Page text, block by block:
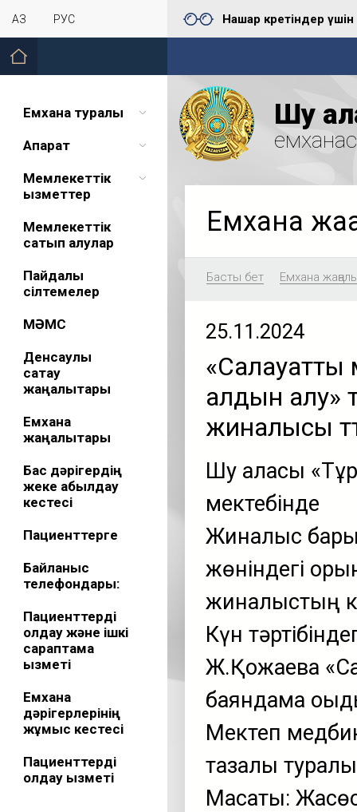
ҚАЗ РУС Нашар көретіндер үшін
Емхана туралы
Ақпарат
Мемлекеттік
қызметтер
Мемлекеттік
сатып алулар
Пайдалы
сілтемелер
МӘМС
Денсаулық
сақтау
жаңалықтары
Емхана
жаңалықтары
Бас дәрігердің
жеке қабылдау
кестесі
Пациенттерге
Байланыс
телефондары:
Пациенттерді
қолдау және ішкі
сараптама
қызметі
Емхана
дәрігерлерінің
жұмыс кестесі
Пациенттерді
қолдау қызметі
Шу
Емхана
Басты бет Емхана
25.11.2024
«Салауатты
алдын алу»
жиналысы
Шу қаласы
мектебінде
Жиналыс
жөніндегі
жиналыстың
Күн
Ж.Қожаева
баяндама
Мектеп
тазалық
Мақсаты: